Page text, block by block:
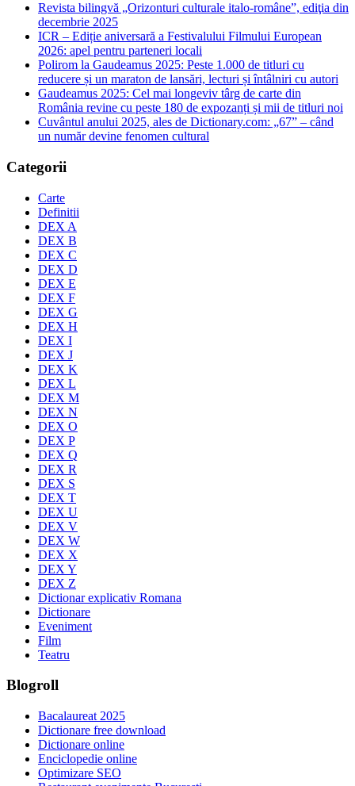
Revista bilingvă „Orizonturi culturale italo-române”, ediţia din
decembrie 2025
ICR – Ediție aniversară a Festivalului Filmului European
2026: apel pentru parteneri locali
Polirom la Gaudeamus 2025: Peste 1.000 de titluri cu
reducere și un maraton de lansări, lecturi și întâlniri cu autori
Gaudeamus 2025: Cel mai longeviv târg de carte din
România revine cu peste 180 de expozanți și mii de titluri noi
Cuvântul anului 2025, ales de Dictionary.com: „67” – când
un număr devine fenomen cultural
Categorii
Carte
Definitii
DEX A
DEX B
DEX C
DEX D
DEX E
DEX F
DEX G
DEX H
DEX I
DEX J
DEX K
DEX L
DEX M
DEX N
DEX O
DEX P
DEX Q
DEX R
DEX S
DEX T
DEX U
DEX V
DEX W
DEX X
DEX Y
DEX Z
Dictionar explicativ Romana
Dictionare
Eveniment
Film
Teatru
Blogroll
Bacalaureat 2025
Dictionare free download
Dictionare online
Enciclopedie online
Optimizare SEO